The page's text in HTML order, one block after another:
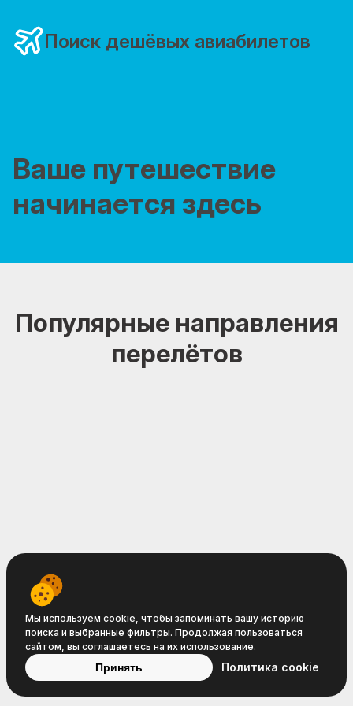
Поиск дешёвых авиабилетов
Ваше путешествие
начинается здесь
Популярные направления
перелётов
Условия
обслуживания
Политика
конфиденциальности
Политика
cookie
Мы используем cookie, чтобы запоминать вашу историю
поиска и выбранные фильтры. Продолжая пользоваться
сайтом, вы соглашаетесь на их использование.
Принять Политика cookie